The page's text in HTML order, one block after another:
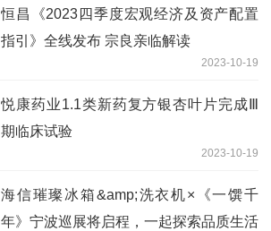
恒昌《2023四季度宏观经济及资产配置
指引》全线发布 宗良亲临解读
2023-10-19
悦康药业1.1类新药复方银杏叶片完成Ⅲ
期临床试验
2023-10-19
海信璀璨冰箱&amp;洗衣机×《一馔千
年》宁波巡展将启程，一起探索品质生活